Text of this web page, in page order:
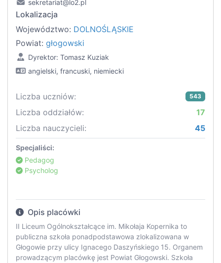
sekretariat@lo2.pl
Lokalizacja
Województwo: DOLNOŚLĄSKIE
Powiat: głogowski
Dyrektor: Tomasz Kuziak
angielski, francuski, niemiecki
Liczba uczniów: 543
Liczba oddziałów:
17
Liczba nauczycieli:
45
Specjaliści:
Pedagog
Psycholog
Opis placówki
II Liceum Ogólnokształcące im. Mikołaja Kopernika to
publiczna szkoła ponadpodstawowa zlokalizowana w
Głogowie przy ulicy Ignacego Daszyńskiego 15. Organem
prowadzącym placówkę jest Powiat Głogowski. Szkoła